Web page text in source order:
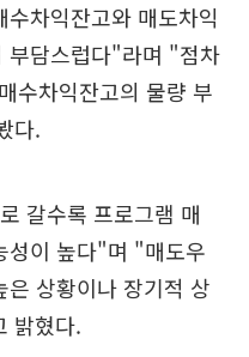
차익잔고와 매도차익
부담스럽다"라며 "점차
수차익잔고의 물량 부
다.
갈수록 프로그램 매
성이 높다"며 "매도우
상황이나 장기적 상
밝혔다.